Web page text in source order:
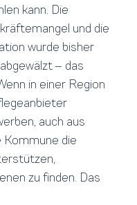
kann. Die
und die
wurde bisher
– das
in einer Region
auch aus
Kommune die
zu finden. Das